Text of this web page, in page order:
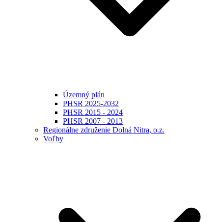
Územný plán
PHSR 2025-2032
PHSR 2015 - 2024
PHSR 2007 - 2013
Regionálne združenie Dolná Nitra, o.z.
Voľby